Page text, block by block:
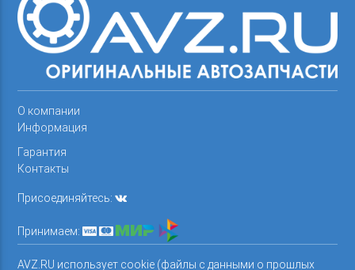
О компании
Информация
Гарантия
Контакты
Присоединяйтесь:
Принимаем:
AVZ.RU использует cookie (файлы с данными о прошлых